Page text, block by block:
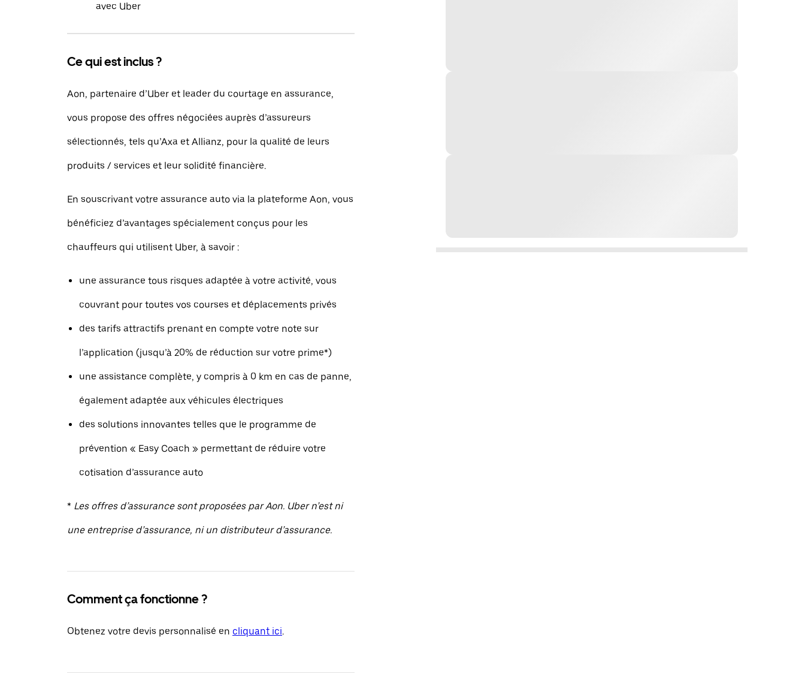
avec Uber
Ce qui est inclus ?
Aon, partenaire d’Uber et leader du courtage en assurance,
vous propose des offres négociées auprès d’assureurs
sélectionnés, tels qu’Axa et Allianz, pour la qualité de leurs
produits / services et leur solidité financière.
En souscrivant votre assurance auto via la plateforme Aon, vous
bénéficiez d’avantages spécialement conçus pour les
chauffeurs qui utilisent Uber, à savoir :
une assurance tous risques adaptée à votre activité, vous
couvrant pour toutes vos courses et déplacements privés
des tarifs attractifs prenant en compte votre note sur
l’application (jusqu’à 20% de réduction sur votre prime*)
une assistance complète, y compris à 0 km en cas de panne,
également adaptée aux véhicules électriques
des solutions innovantes telles que le programme de
prévention « Easy Coach » permettant de réduire votre
cotisation d’assurance auto
* Les offres d’assurance sont proposées par Aon. Uber n’est ni
une entreprise d’assurance, ni un distributeur d’assurance.
Comment ça fonctionne ?
Obtenez votre devis personnalisé en cliquant ici.